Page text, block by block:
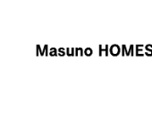
家づくりの流れ